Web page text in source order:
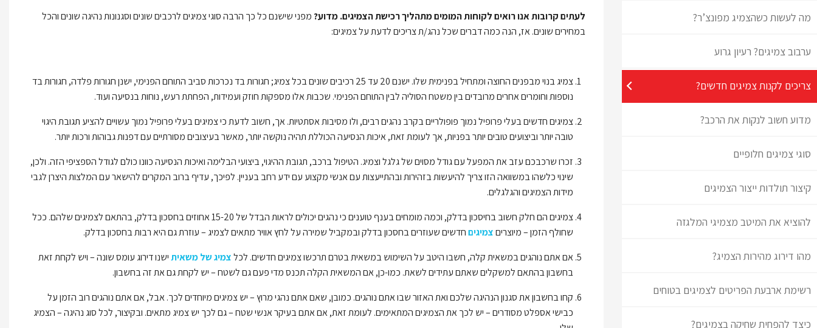
מה לעשות כשהצמיג מפונצ’ר?
ערבוב צמיגים? רעיון גרוע
צריכים לקנות צמיגים חדשים?
מדוע חשוב לנקות את הרכב?
סוגי צמיגים חלופיים
קיצור תולדות ייצור הצמיגים
להוציא את המיטב מצמיגי המלגזה
מהו דירוג מהירות הצמיג?
רשימת ארבעת הפריטים לצמיגים בטוחים
כיצד להפחית שחיקה בצמיגים?
לעתים קרובות אנו רואים לקוחות המומים מתהליך רכישת הצמיגים. מדוע?מפני שישנם כל כך הרבה סוגי צמיגים לרכבים שונים וסגנונות נהיגה שונים והכל
במחירים שונים. אז, הנה כמה דברים שכל נהג/ת צריכים לדעת על צמיגים:
צמיג בנוי מבפנים החוצה ומתחיל בפנימית שלו. ישנם 20 עד 25 רכיבים שונים בכל צמיג; חגורות בד נכרכות סביב התוחם הפנימי, ישנן חגורות פלדה, חגורות בד
נוספות וחומרים אחרים מרובדים בין משטח הסוליה לבין התוחם הפנימי. שכבות אלו מספקות חוזק ועמידות, הפחתת רעש, נוחות בנסיעה ועוד.
צמיגים חדשים בעלי פרופיל נמוך פופולריים בקרב נהגים רבים, ולו מסיבות אסתטיות. אך, חשוב לדעת כי צמיגים בעלי פרופיל נמוך עשויים להציע תגובת היגוי
טובה יותר וביצועים טובים יותר בפניות, אך לעומת זאת, איכות הנסיעה הכוללת תהיה נוקשה יותר, מאשר בעיצובים מסורתיים עם דפנות גבוהות ורכות יותר.
זכרו שרכבכם עזב את המפעל עם גודל מסוים של גלגל וצמיג. הטיפול ברכב, תגובת ההיגוי, ביצועי הבלימה ואיכות הנסיעה כוונו כולם לגודל הספציפי הזה. ולכן,
שינוי כלשהו במשוואה הזו צריך להיעשות בזהירות ובהתייעצות עם אנשי מקצוע עם ידע רחב בעניין. לפיכך, עדיף ברוב המקרים להישאר עם המלצות היצרן לגבי
מידות הצמיגים והגלגלים.
צמיגים הם חלק חשוב בחיסכון בדלק, וכמה מומחים בענף טוענים כי נהגים יכולים לראות הבדל של 15-20 אחוזים בחסכון בדלק, בהתאם לצמיגים שלהם. ככל
שחולף הזמן – מיוצריםצמיגיםחדשים שעוזרים בחסכון בדלק ובמקביל שמירה על לחץ אוויר מתאים לצמיג – עוזרת גם היא רבות בחסכון בדלק.
אם אתם נוהגים במשאית קלה, חשבו היטב על השימוש במשאית בטרם תרכשו צמיגים חדשים. לכלצמיג של משאיתישנו דירוג עומס שונה – ויש לקחת זאת
בחשבון בהתאם למשקלים שאתם עתידים לשאת. כמו-כן, אם המשאית הקלה תכנס מדי פעם גם לשטח – יש לקחת גם את זה בחשבון.
קחו בחשבון את סגנון הנהיגה שלכם ואת האזור שבו אתם נוהגים. כמובן, שאם אתם נהגי מרוץ – יש צמיגים מיוחדים לכך. אבל, אם אתם נוהגים רוב הזמן על
כבישי אספלט מסודרים – יש לכך את הצמיגים המתאימים. לעומת זאת, אם אתם בעיקר אנשי שטח – גם לכך יש צמיג מתאים. ובקיצור, לכל סוג נהיגה – הצמיג